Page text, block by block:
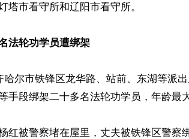
塔市看守所和辽阳市看守所。
法轮功学员遭绑架
哈尔市铁锋区龙华路、站前、东湖等派
手段绑架二十多名法轮功学员，年龄最
红被警察堵在屋里，丈夫被铁锋区警察